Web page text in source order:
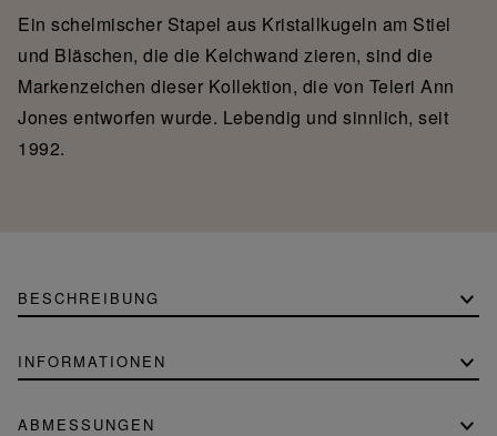
Ein schelmischer Stapel aus Kristallkugeln am Stiel
und Bläschen, die die Kelchwand zieren, sind die
Markenzeichen dieser Kollektion, die von Teleri Ann
Jones entworfen wurde. Lebendig und sinnlich, seit
1992.
BESCHREIBUNG
INFORMATIONEN
ABMESSUNGEN